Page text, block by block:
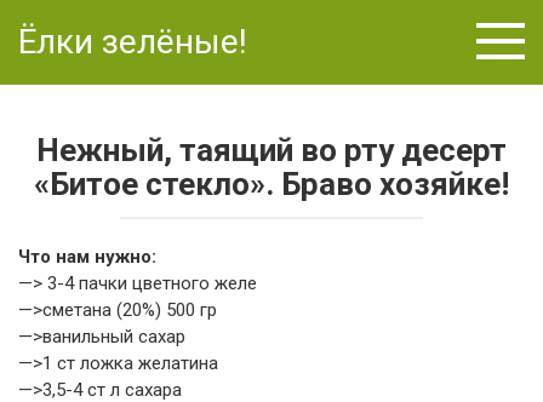
Ёлки зелёные!
Нежный, таящий во рту десерт
«Битое стекло». Браво хозяйке!
Что нам нужно:
—> 3-4 пачки цветного желе
—>сметана (20%) 500 гр
—>ванильный сахар
—>1 ст ложка желатина
—>3,5-4 ст л сахара